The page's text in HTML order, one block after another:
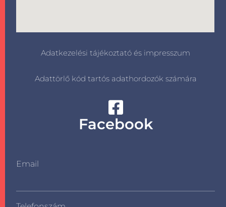
Adatkezelési tájékoztató és impresszum
Adattörlő kód tartós adathordozók számára
Facebook
Email